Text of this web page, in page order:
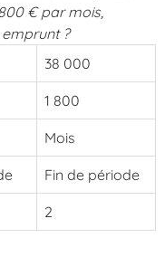
€ par mois,
?
38 000
1 800
Mois
Fin de période
2